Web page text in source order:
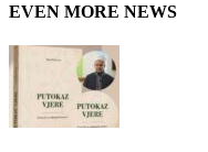
EVEN MORE NEWS